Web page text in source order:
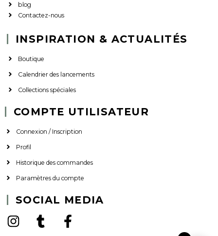
blog
Contactez-nous
INSPIRATION & ACTUALITÉS
Boutique
Calendrier des lancements
Collections spéciales
COMPTE UTILISATEUR
Connexion / Inscription
Profil
Historique des commandes
Paramètres du compte
SOCIAL MEDIA